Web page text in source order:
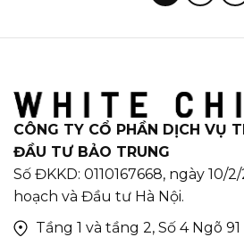
CÔNG TY CỔ PHẦN DỊCH VỤ
ĐẦU TƯ BẢO TRUNG
Số ĐKKD: 0110167668, ngày 10/
hoạch và Đầu tư Hà Nội.
Tầng 1 và tầng 2, Số 4 Ngõ